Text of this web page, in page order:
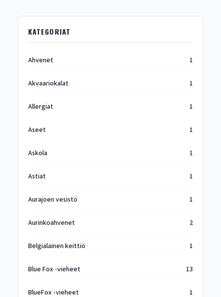
KATEGORIAT
Ahvenet 1
Akvaariokalat 1
Allergiat 1
Aseet 1
Askola 1
Astiat 1
Aurajoen vesistö 1
Aurinkoahvenet 2
Belgialainen keittiö 1
Blue Fox -vieheet 13
BlueFox -vieheet 1